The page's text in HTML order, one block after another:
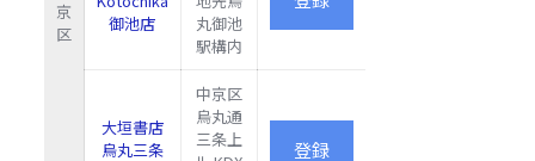
京
区
御池店
丸御池
駅構内
大垣書店
烏丸三条
中京区
烏丸通
三条上